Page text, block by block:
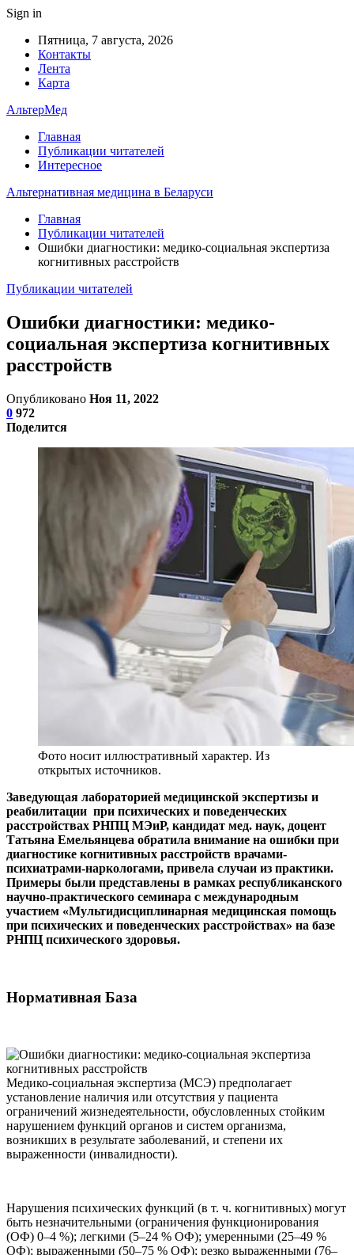
Sign in
Пятница, 7 августа, 2026
Контакты
Лента
Карта
АльтерМед
Главная
Публикации читателей
Интересное
Альтернативная медицина в Беларуси
Главная
Публикации читателей
Ошибки диагностики: медико-социальная экспертиза
когнитивных расстройств
Публикации читателей
Ошибки диагностики: медико-
социальная экспертиза когнитивных
расстройств
Опубликовано Ноя 11, 2022
0 972
Поделится
Фото носит иллюстративный характер. Из
открытых источников.
Заведующая лабораторией медицинской экспертизы и
реабилитации при психических и поведенческих
расстройствах РНПЦ МЭиР, кандидат мед. наук, доцент
Татьяна Емельянцева обратила внимание на ошибки при
диагностике когнитивных расстройств врачами-
психиатрами-наркологами, привела случаи из практики.
Примеры были представлены в рамках республиканского
научно-практического семинара с международным
участием «Мультидисциплинарная медицинская помощь
при психических и поведенческих расстройствах» на базе
РНПЦ психического здоровья.
Нормативная База
Медико-социальная экспертиза (МСЭ) предполагает
установление наличия или отсутствия у пациента
ограничений жизнедеятельности, обусловленных стойким
нарушением функций органов и систем организма,
возникших в результате заболеваний, и степени их
выраженности (инвалидности).
Нарушения психических функций (в т. ч. когнитивных) могут
быть незначительными (ограничения функционирования
(ОФ) 0–4 %); легкими (5–24 % ОФ); умеренными (25–49 %
ОФ); выраженными (50–75 % ОФ); резко выраженными (76–